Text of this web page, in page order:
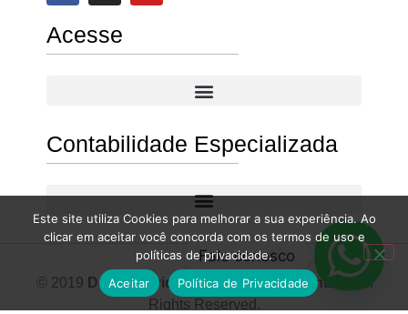
Acesse
Contabilidade Especializada
© 2019 Desenvolvido por Meneghetti Contábil
All
Rights Reserved.
Este site utiliza Cookies para melhorar a sua experiência. Ao
clicar em aceitar você concorda com os termos de uso e
políticas de privacidade.
Aceitar
Política de Privacidade
Fale conosco